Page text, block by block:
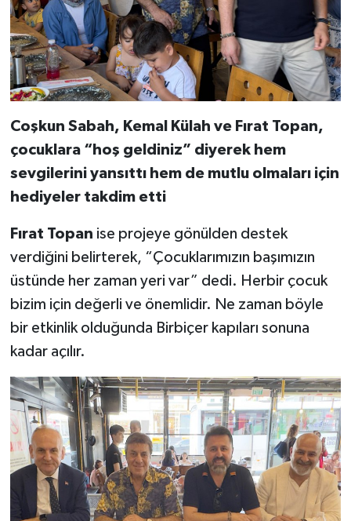
Coşkun Sabah, Kemal Külah ve Fırat Topan,
çocuklara “hoş geldiniz” diyerek hem
sevgilerini yansıttı hem de mutlu olmaları için
hediyeler takdim etti
Fırat Topan ise projeye gönülden destek
verdiğini belirterek, “Çocuklarımızın başımızın
üstünde her zaman yeri var” dedi. Herbir çocuk
bizim için değerli ve önemlidir. Ne zaman böyle
bir etkinlik olduğunda Birbiçer kapıları sonuna
kadar açılır.